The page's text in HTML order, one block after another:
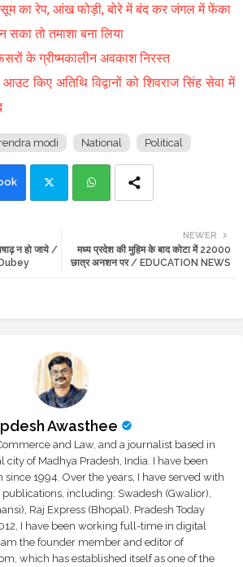
का रेप, आंख फोड़ी, बोरे में बंद कर जंगल में फेंका
तो तमाशा बना लिया
के ग्रीष्मकालीन अवकाश निरस्त
आउट किए अतिथि विद्वानों को शिवराज सिंह सेवा में
modi National Political
tte ats
NEWER
मध्य प्रदेश की मुहिम के बाद कोटा में 22000
छात्र अनशन पर / EDUCATION NEWS
न हो जाये /
Awasthee
and Law, and a journalist based in
city of Madhya Pradesh, India. I have been
1994. Over the years, I have served with
including: Swadesh (Gwalior),
Raj Express (Bhopal), Pradesh Today
I have been working full-time in digital
the founder member and editor of
which has established itself as one of the